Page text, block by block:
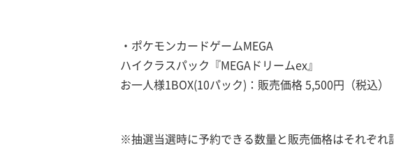
・ポケモンカードゲームMEGA
ハイクラスパック『MEGAドリームex』
お一人様1BOX(10パック)：販売価格 5,500円（税込）
※抽選当選時に予約できる数量と販売価格はそれぞれ